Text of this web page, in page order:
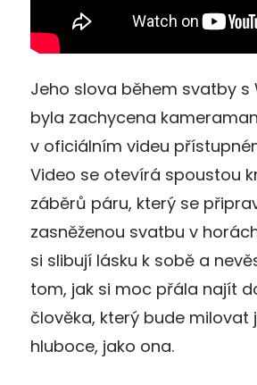
Jeho slova během svatby s
byla zachycena
v oficiálním videu
Video se otevírá spoustou
záběrů páru, který se
zasněženou svatbu v
si slibují lásku k sobě a
tom, jak si moc přála najít
člověka, který bude milovat
hluboce, jako ona.